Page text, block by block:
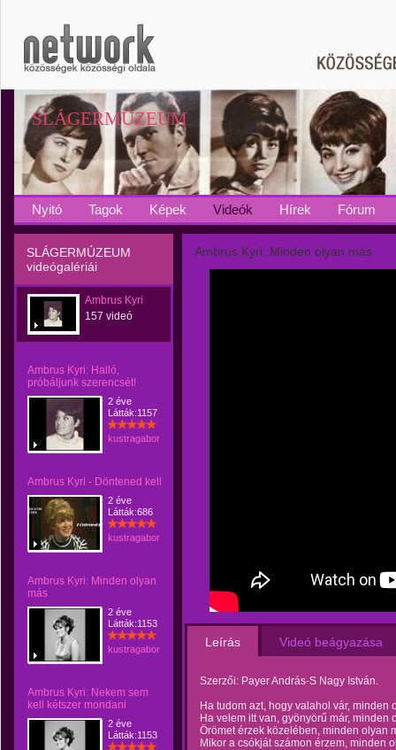
SLÁGERMÚZEUM
Nyitó Tagok Képek Videók Hírek Fórum
SLÁGERMÚZEUM
videógalériái
Ambrus Kyri
157 videó
Ambrus Kyri: Halló,
próbáljunk szerencsét!
2 éve
Látták:1157
kustragabor
Ambrus Kyri - Döntened kell
2 éve
Látták:686
kustragabor
Ambrus Kyri: Minden olyan
más
2 éve
Látták:1153
kustragabor
Ambrus Kyri: Nekem sem
kell kétszer mondani
2 éve
Látták:1153
Ambrus Kyri: Minden olyan más
Leírás Videó beágyazása
Szerzői: Payer András-S Nagy István.
Ha tudom azt, hogy valahol vár, minden
Ha velem itt van, gyönyörű már, minden
Örömet érzek közelében, minden olyan
Mikor a csókját számon érzem, minden